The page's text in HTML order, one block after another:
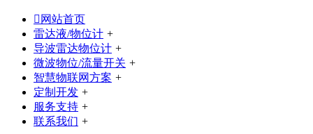
 网站首页
雷达液/物位计 +
导波雷达物位计 +
微波物位/流量开关 +
智慧物联网方案 +
定制开发 +
服务支持 +
联系我们 +